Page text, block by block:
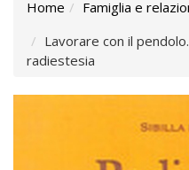
Home Famiglia e
Lavorare con il
radiestesia